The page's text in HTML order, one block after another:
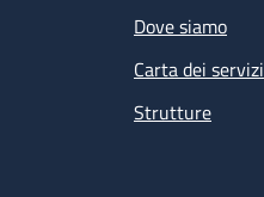
Dove siamo
Carta dei servizi
Strutture